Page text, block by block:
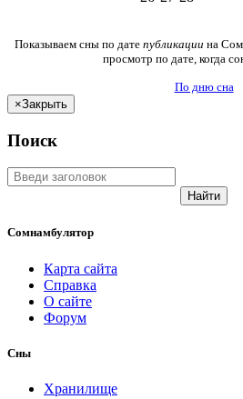
Показываем сны по дате публикации на
просмотр по дате, когда
По дню сна
×Закрыть
Поиск
Найти
Сомнамбулятор
Карта сайта
Справка
О сайте
Форум
Сны
Хранилище